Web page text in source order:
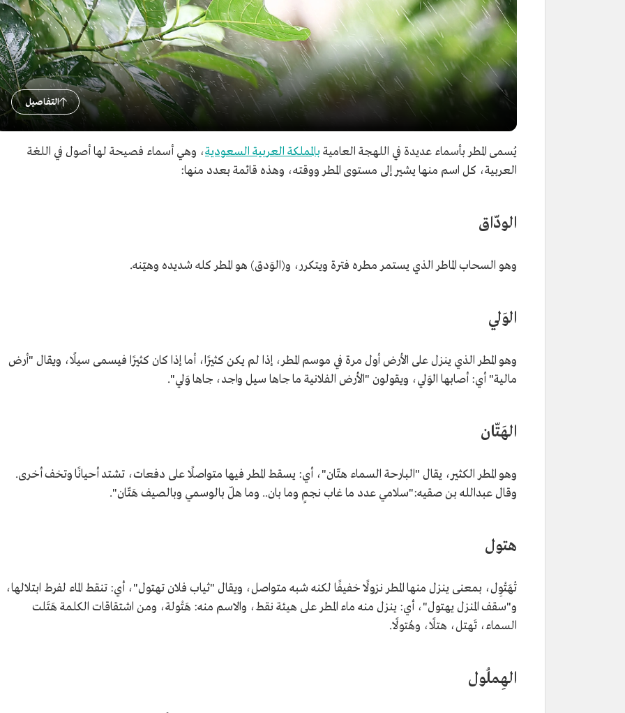
التفاصيل
يُسمى المطر بأسماء عديدة في اللهجة العامية بالمملكة العربية السعودية، وهي أسماء فصيحة لها أصول في اللغة
العربية، كل اسم منها يشير إلى مستوى المطر ووقته، وهذه قائمة بعدد منها:
الودّاق
وهو السحاب الماطر الذي يستمر مطره فترة ويتكرر، و(الوَدق) هو المطر كله شديده وهيّنه.
الوَلي
وهو المطر الذي ينزل على الأرض أول مرة في موسم المطر، إذا لم يكن كثيرًا، أما إذا كان كثيرًا فيسمى سيلًا، ويقال "أرض
مالية" أي: أصابها الوَلي، ويقولون "الأرض الفلانية ما جاها سيل واجد، جاها وَلي".
الهَتّان
وهو المطر الكثير، يقال "البارحة السماء هتّان"، أي: يسقط المطر فيها متواصلًا على دفعات، تشتد أحيانًا وتخف أخرى.
وقال عبدالله بن صقيه:"سلامي عدد ما غاب نجمٍ وما بان.. وما هلّ بالوسمي وبالصيف هَتّان".
هتول
تْهَتْوِل، بمعنى ينزل منها المطر نزولًا خفيفًا لكنه شبه متواصل، ويقال "ثياب فلان تهتول"، أي: تنقط الماء لفرط ابتلالها،
و"سقف المنزل يهتول"، أي: ينزل منه ماء المطر على هيئة نقط، والاسم منه: هَتْولة، ومن اشتقاقات الكلمة هَتَلت
السماء، تَهتل، هتلًا، وهُتولًا.
الهِملُول